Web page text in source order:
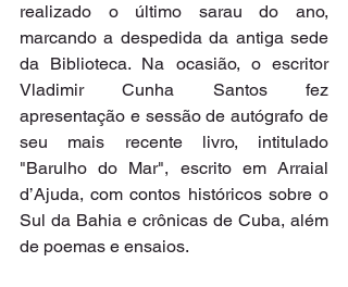
realizado o último sarau do ano,
marcando a despedida da antiga sede
da Biblioteca. Na ocasião, o escritor
Vladimir Cunha Santos fez
apresentação e sessão de autógrafo de
seu mais recente livro, intitulado
"Barulho do Mar", escrito em Arraial
d’Ajuda, com contos históricos sobre o
Sul da Bahia e crônicas de Cuba, além
de poemas e ensaios.